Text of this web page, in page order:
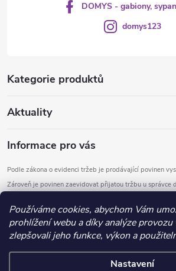
Používáme cookies, abychom Vám
prohlížení webu a díky analýze provozu
zlepšovali jeho funkce, výkon a
Nastavení
Kategorie produktů
Aktuality
Informace pro vás
Podle zákona o evidenci tržeb je prodávající povinen
Zároveň je povinen zaevidovat přijatou tržbu u správce
DOMYS - gabiony,
domys123
Copyright 2026DOMYS. Všechna práva